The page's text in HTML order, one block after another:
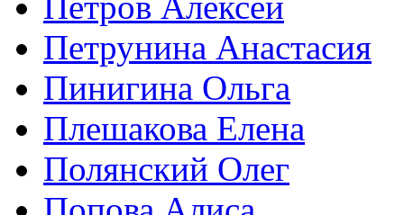
Петрунина Анастасия
Пинигина Ольга
Плешакова Елена
Полянский Олег